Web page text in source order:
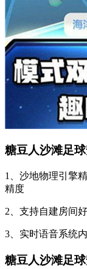
糖豆人沙滩足
1、沙地物理引擎
精度
2、支持自建房间
3、实时语音系统
糖豆人沙滩足